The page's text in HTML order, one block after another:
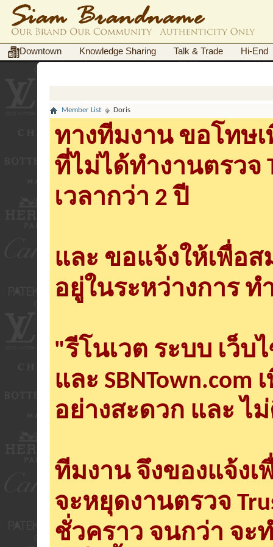
Downtown Knowledge Sharing Talk & Trade Hi-End
Member List Doris
ทางทีมงาน ขอโทษ
ที่ไม่ได้ทำงานตรวจ
เวลากว่า 2 ปี
และ ขอแจ้งให้เพื่อ
อยู่ในระหว่างการ ท
"รีโนเวต ระบบ เว็บ
และ
อย่างสะดวก และ ไ
ทีมงาน จึงของแจ้ง
จะหยุดงานตรวจ
ชั่วคราว จนกว่า จะ